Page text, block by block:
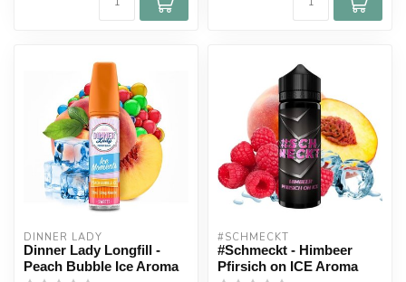
DINNER LADY
Dinner Lady Longfill -
Peach Bubble Ice Aroma
#SCHMECKT
#Schmeckt - Himbeer
Pfirsich on ICE Aroma